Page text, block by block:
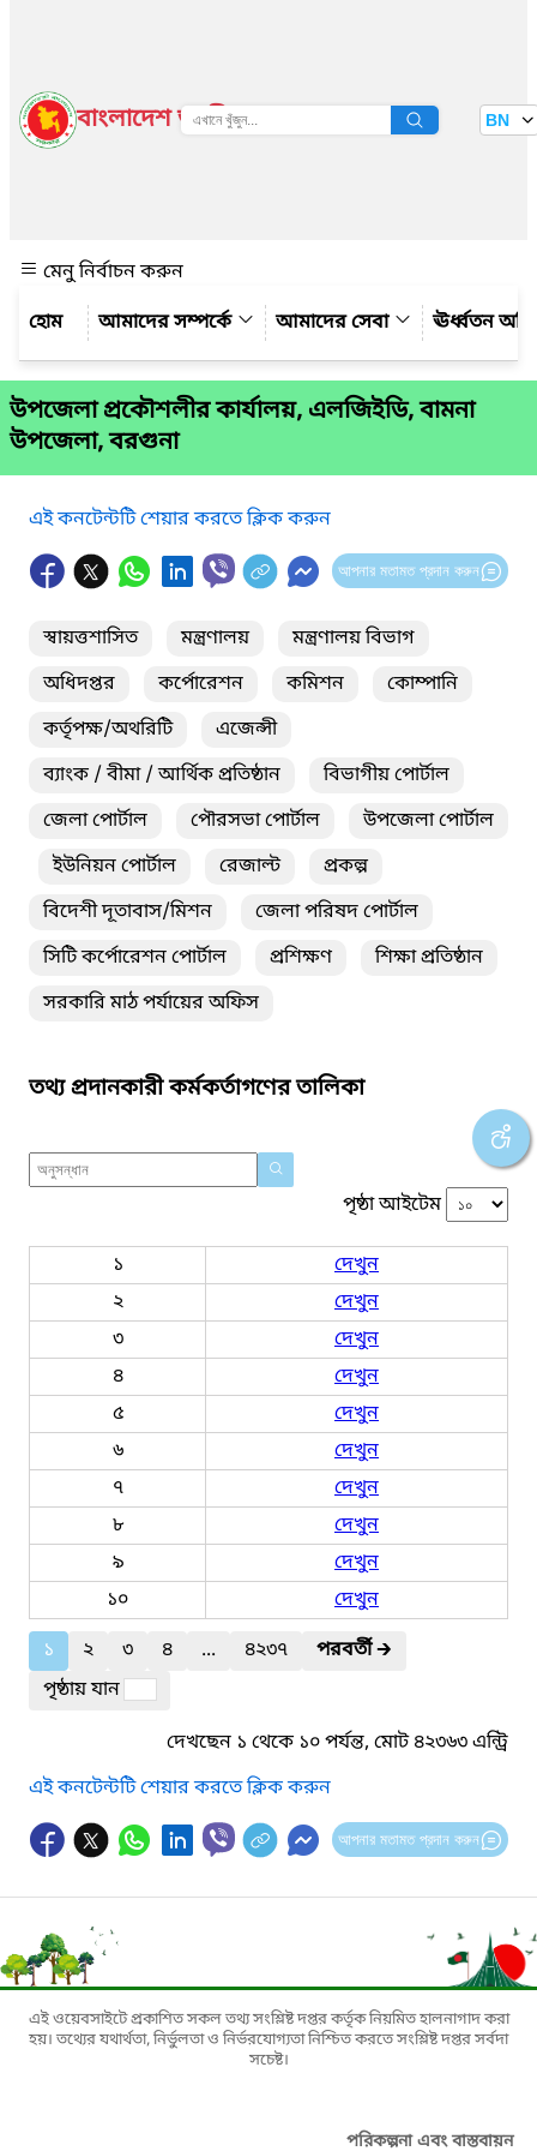
বাংলাদেশ জাতীয় তথ্য বাতায়ন BN
মেনু নির্বাচন করুন
আমাদের সম্পর্কে
আমাদের সেবা ঊর্ধ্বতন
উপজেলা প্রকৌশলীর কার্যালয়, এলজিইডি, বামনা
উপজেলা, বরগুনা
এই কনটেন্টটি শেয়ার করতে ক্লিক করুন
আপনার মতামত প্রদান করুন
স্বায়ত্তশাসিত মন্ত্রণালয়
মন্ত্রণালয় বিভাগ
অধিদপ্তর
কর্পোরেশন কমিশন
কোম্পানি
কর্তৃপক্ষ/অথরিটি
এজেন্সী
ব্যাংক / বীমা / আর্থিক প্রতিষ্ঠান
বিভাগীয় পোর্টাল
জেলা পোর্টাল
পৌরসভা পোর্টাল
উপজেলা পোর্টাল
ইউনিয়ন পোর্টাল
রেজাল্ট
প্রকল্প
বিদেশী দূতাবাস/মিশন
জেলা পরিষদ পোর্টাল
সিটি কর্পোরেশন পোর্টাল
প্রশিক্ষণ
শিক্ষা প্রতিষ্ঠান
সরকারি মাঠ পর্যায়ের অফিস
তথ্য প্রদানকারী কর্মকর্তাগণের তালিকা
পৃষ্ঠা আইটেম
১
দেখুন
২
দেখুন
৩
দেখুন
৪
দেখুন
৫
দেখুন
৬
দেখুন
৭
দেখুন
৮
দেখুন
৯
দেখুন
১০
দেখুন
১
২ ৩ ৪ ... ৪২৩৭ পরবর্তী🡲
পৃষ্ঠায় যান
দেখছেন ১ থেকে ১০ পর্যন্ত, মোট ৪২৩৬৩ এন্ট্রি
এই কনটেন্টটি শেয়ার করতে ক্লিক করুন
আপনার মতামত প্রদান করুন
এই ওয়েবসাইটে প্রকাশিত সকল তথ্য সংশ্লিষ্ট দপ্তর কর্তৃক নিয়মিত হালনাগাদ করা
হয়। তথ্যের যথার্থতা, নির্ভুলতা ও নির্ভরযোগ্যতা নিশ্চিত করতে সংশ্লিষ্ট দপ্তর সর্বদা
সচেষ্ট।
পরিকল্পনা এবং বাস্তবায়ন